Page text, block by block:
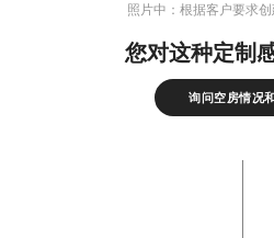
照片中：根据客户要求创
您对这种定制
询问空房情况